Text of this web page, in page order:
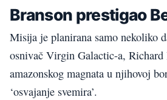
Branson prestigao
Misija je planirana samo nekoliko
osnivač Virgin Galactic-a, Richard
amazonskog magnata u njihovoj
‘osvajanje svemira’.